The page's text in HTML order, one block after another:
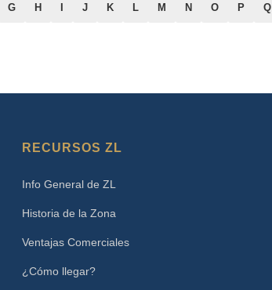
G H J K L M N O P Q
RECURSOS ZL
Info General de ZL
Historia de la Zona
Ventajas Comerciales
¿Cómo llegar?